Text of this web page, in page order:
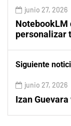
junio 27, 2026
NotebookLM
personalizar
Siguiente
junio 27, 2026
Izan